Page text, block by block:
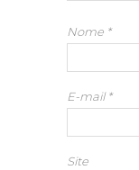
Nome *
E-mail*
Site